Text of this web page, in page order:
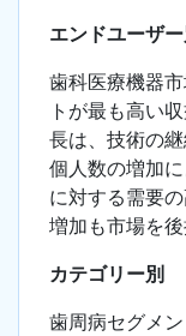
エンドユーザー
歯科医療機器
トが最も高い
長は、技術の
個人数の増加
に対する需要
増加も市場を
カテゴリー別
歯周病セグメ